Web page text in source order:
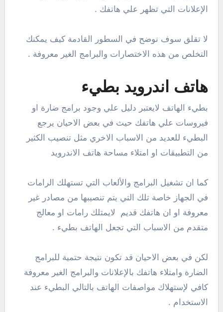
الإعلانات التي تظهر علي هاتفك .
لا تقلق سوف نوضح في السطور القادمة كيف يمكنك
التخلص من هذه الاختصارات والبرامج الغير معروفة .
هاتف اندرويد بطيء
بطيء الهاتف لايعتبر دليل علي وجود برامج ضارة او
فيروسات علي هاتفك حيث في بعض الاحيان يرجع
البطيء للعديد من الاسباب الاخري مثل تنصيب الكثير
من التطبيقات او امتلاء مساحة هاتف الاندرويد
كما ان تشغيل البرامج والألعاب التي تستهلك الرامات
في الجهاز خاصة تلك التي يتم تنصيبها من مصادر غير
معروفة او ان هاتفك قديم لايمتلك رامات او معالج
متقدم من الاسباب التي تجعل الهاتف بطيء .
لكن في بعض الاحيان قد تكون نتيجة حتمية للبرامج
الضارة وامتلاء هاتفك بالإعلانات والبرامج الغير معروفة
كافي لإستهلاك مواصفات الهاتف بالتالي البطيء عند
الاستخدام .